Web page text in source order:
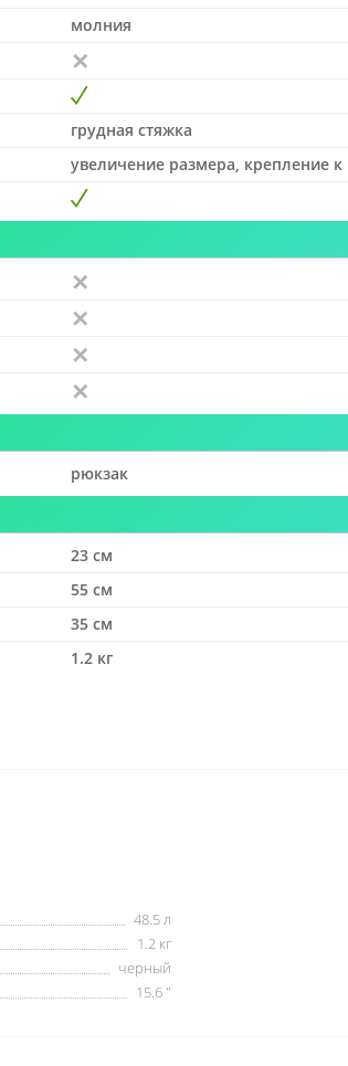
молния
грудная стяжка
увеличение размера, крепление
рюкзак
23 см
55 см
35 см
1.2 кг
48.5 л
1.2 кг
черный
15.6 "